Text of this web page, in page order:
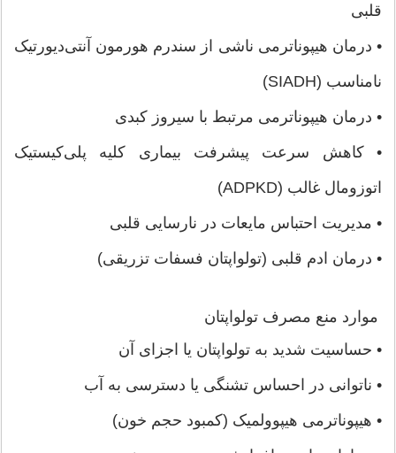
قلبی
• درمان هیپوناترمی ناشی از سندرم هورمون آنتی‌دیورتیک
نامناسب (SIADH)
• درمان هیپوناترمی مرتبط با سیروز کبدی
• کاهش سرعت پیشرفت بیماری کلیه پلی‌کیستیک
اتوزومال غالب (ADPKD)
• مدیریت احتباس مایعات در نارسایی قلبی
• درمان ادم قلبی (تولواپتان فسفات تزریقی)
موارد منع مصرف تولواپتان
• حساسیت شدید به تولواپتان یا اجزای آن
• ناتوانی در احساس تشنگی یا دسترسی به آب
• هیپوناترمی هیپوولمیک (کمبود حجم خون)